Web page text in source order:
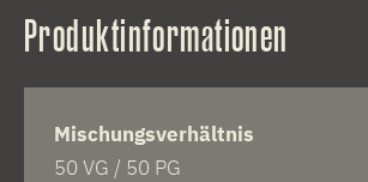
Produktinformationen
Mischungsverhältnis
50 VG / 50 PG